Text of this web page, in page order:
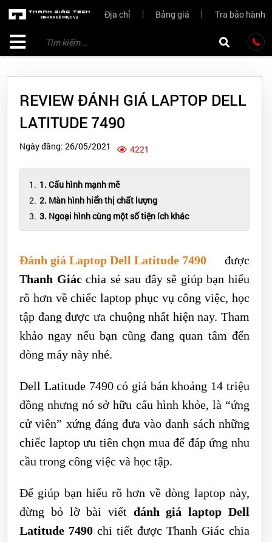
Địa chỉ Bảng giá Tra bảo hành
REVIEW ĐÁNH GIÁ LAPTOP DELL
LATITUDE 7490
Ngày đăng: 26/05/2021 4221
1. Cấu hình mạnh mẽ
2. Màn hình hiển thị chất lượng
3. Ngoại hình cùng một số tiện ích khác
Đánh giá Laptop Dell Latitude 7490
được
Thanh Giácchia sẻ sau đây sẽ giúp bạn hiểu
rõ hơn về chiếc laptop phục vụ công việc, học
tập đang được ưa chuộng nhất hiện nay. Tham
khảo ngay nếu bạn cũng đang quan tâm đến
dòng máy này nhé.
Dell Latitude 7490 có giá bán khoảng 14 triệu
đồng nhưng nó sở hữu cấu hình khỏe, là “ứng
cử viên” xứng đáng đưa vào danh sách những
chiếc laptop ưu tiên chọn mua để đáp ứng nhu
cầu trong công việc và học tập.
Để giúp bạn hiểu rõ hơn về dòng laptop này,
đừng bỏ lỡ bài viết đánh giá laptop Dell
Latitude 7490chi tiết được Thanh Giác chia